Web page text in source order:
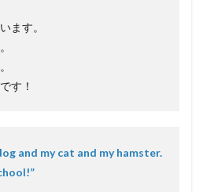
ます。
す！
and my cat and my hamster.